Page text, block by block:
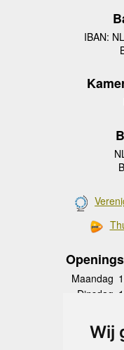
Wij
IBAN:
Maandag
Dinsdag
Donderdag
Vrijdag